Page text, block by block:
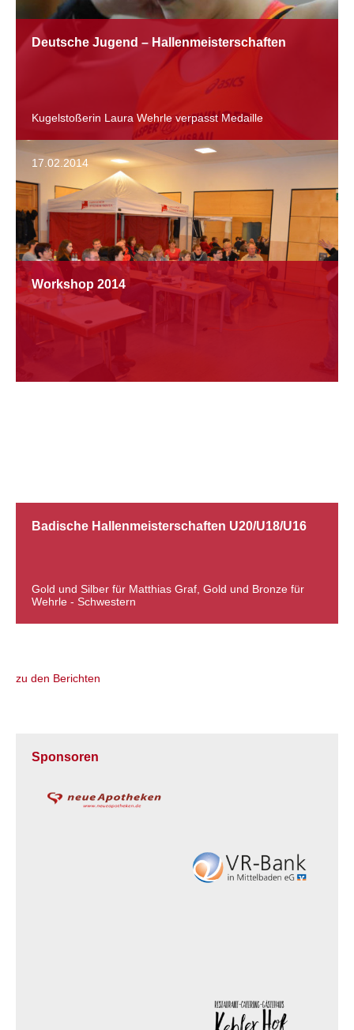
Deutsche Jugend – Hallenmeisterschaften
Kugelstoßerin Laura Wehrle verpasst Medaille
17.02.2014
Workshop 2014
Badische Hallenmeisterschaften U20/U18/U16
Gold und Silber für Matthias Graf, Gold und Bronze für
Wehrle - Schwestern
zu den Berichten
Sponsoren